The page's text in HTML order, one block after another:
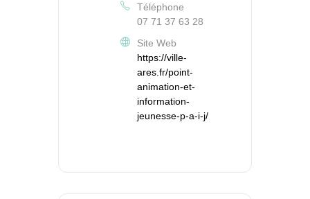
Téléphone
07 71 37 63 28
Site Web
https://ville-
ares.fr/point-
animation-et-
information-
jeunesse-p-a-i-j/